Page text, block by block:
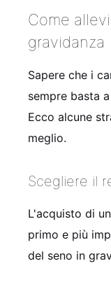
Come
gravidanza
Sapere che i
sempre basta
Ecco alcune
meglio.
Scegliere il
L'acquisto di
primo e più
del seno in